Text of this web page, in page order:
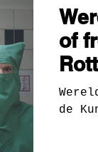
of
de